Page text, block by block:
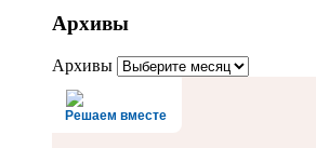
Архивы
Архивы
Решаем вместе